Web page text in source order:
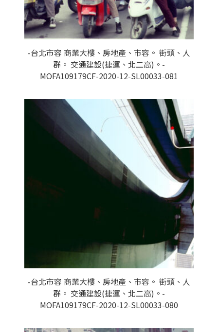
-台北市容 商業大樓、房地產、市容。 街頭、人
群。 交通建設(捷運、北二高)。-
MOFA109179CF-2020-12-SL00033-081
-台北市容 商業大樓、房地產、市容。 街頭、人
群。 交通建設(捷運、北二高)。-
MOFA109179CF-2020-12-SL00033-080